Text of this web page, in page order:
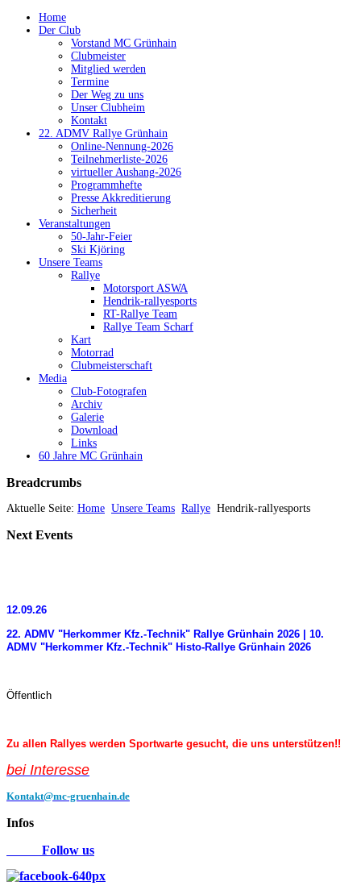
Home
Der Club
Vorstand MC Grünhain
Clubmeister
Mitglied werden
Termine
Der Weg zu uns
Unser Clubheim
Kontakt
22. ADMV Rallye Grünhain
Online-Nennung-2026
Teilnehmerliste-2026
virtueller Aushang-2026
Programmhefte
Presse Akkreditierung
Sicherheit
Veranstaltungen
50-Jahr-Feier
Ski Kjöring
Unsere Teams
Rallye
Motorsport ASWA
Hendrik-rallyesports
RT-Rallye Team
Rallye Team Scharf
Kart
Motorrad
Clubmeisterschaft
Media
Club-Fotografen
Archiv
Galerie
Download
Links
60 Jahre MC Grünhain
Breadcrumbs
Aktuelle Seite: Home Unsere Teams Rallye Hendrik-rallyesports
Next Events
12.09.26
22. ADMV "Herkommer Kfz.-Technik" Rallye Grünhain 2026 | 10.
ADMV "Herkommer Kfz.-Technik" Histo-Rallye Grünhain 2026
Öffentlich
Zu allen Rallyes werden Sportwarte gesucht, die uns unterstützen!!
bei Interesse
Kontakt@mc-gruenhain.de
Infos
Follow us